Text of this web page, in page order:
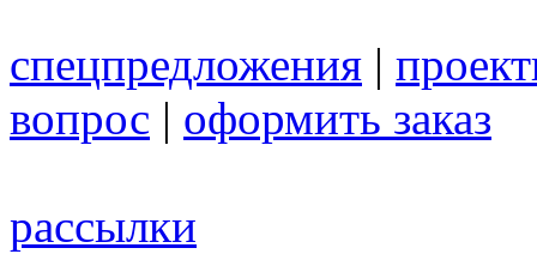
спецпредложения |
вопрос | оформить заказ
рассылки